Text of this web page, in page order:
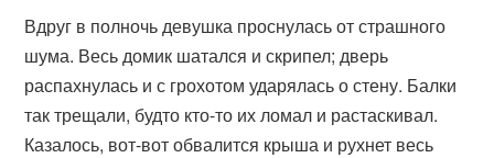
Вдруг в полночь девушка проснулась от страшного
шума. Весь домик шатался и скрипел; дверь
распахнулась и с грохотом ударялась о стену. Балки
так трещали, будто кто-то их ломал и растаскивал.
Казалось, вот-вот обвалится крыша и рухнет весь